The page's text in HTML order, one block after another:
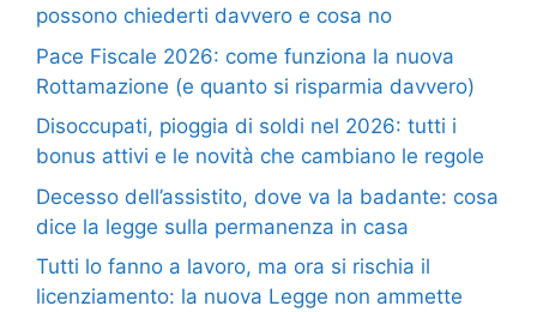
possono chiederti davvero e cosa no
Pace Fiscale 2026: come funziona la nuova
Rottamazione (e quanto si risparmia davvero)
Disoccupati, pioggia di soldi nel 2026: tutti i
bonus attivi e le novità che cambiano le regole
Decesso dell’assistito, dove va la badante: cosa
dice la legge sulla permanenza in casa
Tutti lo fanno a lavoro, ma ora si rischia il
licenziamento: la nuova Legge non ammette